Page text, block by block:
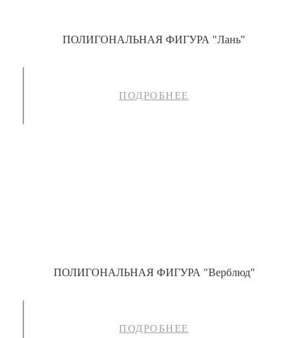
ПОЛИГОНАЛЬНАЯ ФИГУРА "Лань"
ПОДРОБНЕЕ
ПОЛИГОНАЛЬНАЯ ФИГУРА "Верблюд"
ПОДРОБНЕЕ